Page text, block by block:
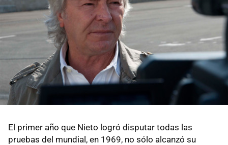
El primer año que Nieto logró disputar todas las
pruebas del mundial, en 1969, no sólo alcanzó su